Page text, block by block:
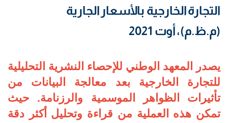
التجارة الخارجية بالأسعار الجارية
(م.ظ.م)، أوت 2021
يصدر المعهد الوطني للإحصاء النشرية التحليلية
للتجارة الخارجية بعد معالجة البيانات من
تأثيرات الظواهر الموسمية والرزنامة. حيث
تمكن هذه العملية من قراءة وتحليل أكثر دقة